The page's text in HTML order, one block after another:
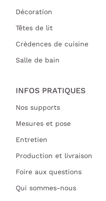
Décoration
Têtes de lit
Crédences de cuisine
Salle de bain
INFOS PRATIQUES
Nos supports
Mesures et pose
Entretien
Production et livraison
Foire aux questions
Qui sommes-nous